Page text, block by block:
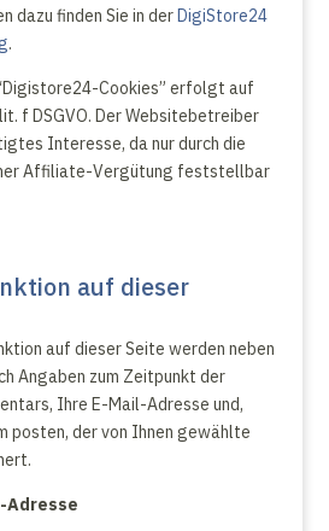
dazu finden Sie in derDigiStore24
.
Cookies” erfolgt auf
f DSGVO. Der Websitebetreiber
Interesse, da nur durch die
Affiliate-Vergütung feststellbar
auf dieser
auf dieser Seite werden neben
Angaben zum Zeitpunkt der
Ihre E-Mail-Adresse und,
posten, der von Ihnen gewählte
Adresse